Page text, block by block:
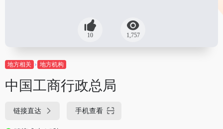
10 1,757
地方相关 地方机构
中国工商行政总局
链接直达 手机查看